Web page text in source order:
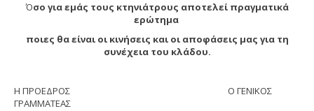
Όσο για εμάς τους κτηνιάτρους αποτελεί πραγματικά
ερώτημα
ποιες θα είναι οι κινήσεις και οι αποφάσεις μας για τη
συνέχεια του κλάδου.
Η ΠΡΟΕΔΡΟΣ Ο ΓΕΝΙΚΟΣ
ΓΡΑΜΜΑΤΕΑΣ